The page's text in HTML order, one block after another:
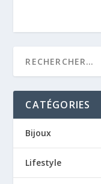
CATÉGORIES
Bijoux
Lifestyle